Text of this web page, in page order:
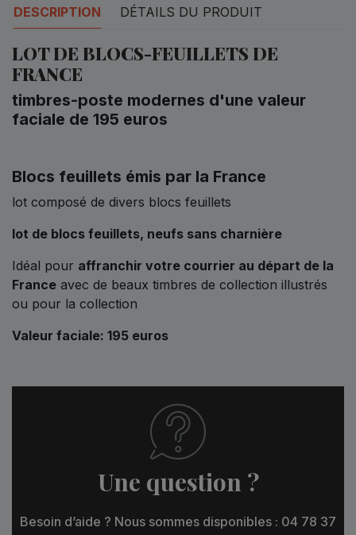
DESCRIPTION DÉTAILS DU PRODUIT
LOT DE BLOCS-FEUILLETS DE
FRANCE
timbres-poste modernes d'une valeur
faciale de 195 euros
Blocs feuillets émis par la France
lot composé de divers blocs feuillets
lot de blocs feuillets, neufs sans charnière
Idéal pour affranchir votre courrier au départ de la
France avec de beaux timbres de collection illustrés
ou pour la collection
Valeur faciale: 195 euros
Une question ?
Besoin d’aide ? Nous sommes disponibles : 04 78 37